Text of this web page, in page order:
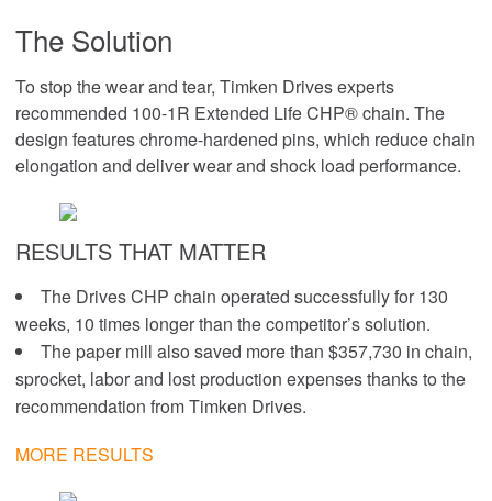
EnviroSpexx
Ball Bearings
Precision Bearings
Thrust Bearings
管理とインストールのための機器
ブレーキとクラッチ
The Solution
To stop the wear and tear, Timken Drives experts
recommended 100-1R Extended Life CHP® chain. The
design features chrome-hardened pins, which reduce chain
elongation and deliver wear and shock load performance.
RESULTS THAT MATTER
The Drives CHP chain operated successfully for 130
weeks, 10 times longer than the competitor’s solution.
The paper mill also saved more than $357,730 in chain,
sprocket, labor and lost production expenses thanks to the
recommendation from Timken Drives.
MORE RESULTS